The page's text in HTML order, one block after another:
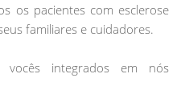
os pacientes com esclerose
familiares e cuidadores.
vocês integrados em nós